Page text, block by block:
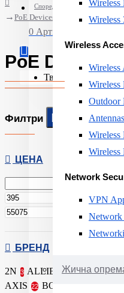
Спореди
0 Артикли - 0ден.
Твојата кошничка е
Wireless
Wireless
Wireless
Wireless
Wireless
Outdoor
Wireless
Network
VPN
Network
Жична
PoE Devices
PoE Devices
Филтри
ЦЕНА
БРЕНД
2N 3 ALLIED 1 ARUBA BY
AXIS 22 BOSCH